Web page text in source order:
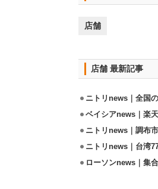
店舗
店舗 最新記事
ニトリnews｜全国
ベイシアnews｜楽
ニトリnews｜調布
ニトリnews｜台湾
ローソンnews｜集